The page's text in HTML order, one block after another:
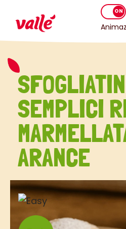
SEMPLICI
ARANCE